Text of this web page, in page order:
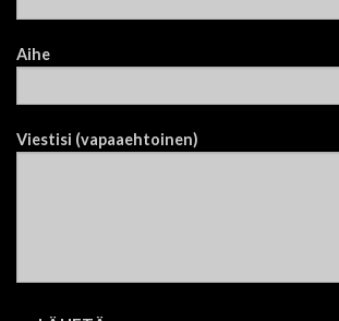
Aihe
Viestisi (vapaaehtoinen)